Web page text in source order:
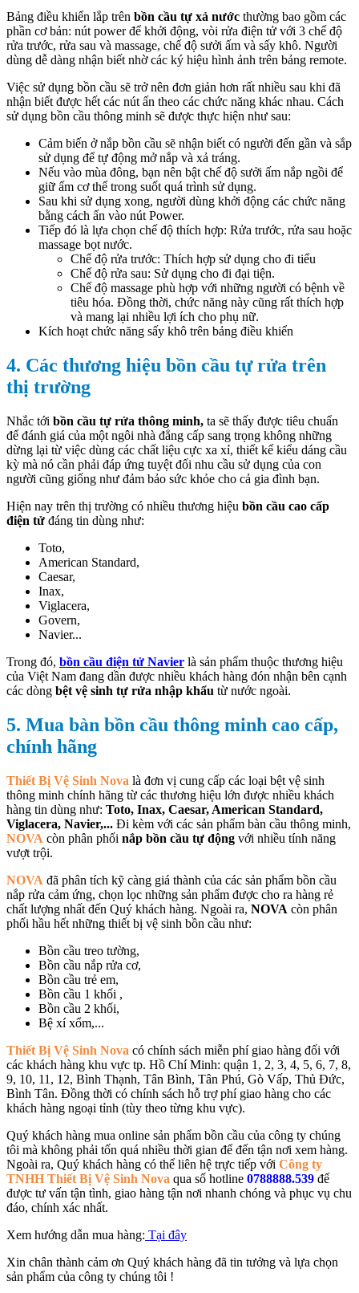
Bảng điều khiển lắp trên bồn cầu tự xả nước thường bao gồm các
phần cơ bản: nút power để khởi động, vòi rửa điện tử với 3 chế độ
rửa trước, rửa sau và massage, chế độ sưởi ấm và sấy khô. Người
dùng dễ dàng nhận biết nhờ các ký hiệu hình ảnh trên bảng remote.
Việc sử dụng bồn cầu sẽ trở nên đơn giản hơn rất nhiều sau khi đã
nhận biết được hết các nút ấn theo các chức năng khác nhau. Cách
sử dụng bồn cầu thông minh sẽ được thực hiện như sau:
Cảm biến ở nắp bồn cầu sẽ nhận biết có người đến gần và sắp
sử dụng để tự động mở nắp và xả tráng.
Nếu vào mùa đông, bạn nên bật chế độ sưởi ấm nắp ngồi để
giữ ấm cơ thể trong suốt quá trình sử dụng.
Sau khi sử dụng xong, người dùng khởi động các chức năng
bằng cách ấn vào nút Power.
Tiếp đó là lựa chọn chế độ thích hợp: Rửa trước, rửa sau hoặc
massage bọt nước.
Chế độ rửa trước: Thích hợp sử dụng cho đi tiểu
Chế độ rửa sau: Sử dụng cho đi đại tiện.
Chế độ massage phù hợp với những người có bệnh về
tiêu hóa. Đồng thời, chức năng này cũng rất thích hợp
và mang lại nhiều lợi ích cho phụ nữ.
Kích hoạt chức năng sấy khô trên bảng điều khiển
4. Các thương hiệu bồn cầu tự rửa trên
thị trường
Nhắc tới bồn cầu tự rửa thông minh, ta sẽ thấy được tiêu chuẩn
để đánh giá của một ngôi nhà đẳng cấp sang trọng không những
dừng lại từ việc dùng các chất liệu cực xa xỉ, thiết kế kiểu dáng cầu
kỳ mà nó cần phải đáp ứng tuyệt đối nhu cầu sử dụng của con
người cũng giống như đảm bảo sức khỏe cho cả gia đình bạn.
Hiện nay trên thị trường có nhiều thương hiệu bồn cầu cao cấp
điện tử đáng tin dùng như:
Toto,
American Standard,
Caesar,
Inax,
Viglacera,
Govern,
Navier...
Trong đó, bồn cầu điện tử Navier là sản phẩm thuộc thương hiệu
của Việt Nam đang dần được nhiều khách hàng đón nhận bên cạnh
các dòng bệt vệ sinh tự rửa nhập khẩu từ nước ngoài.
5. Mua bàn bồn cầu thông minh cao cấp,
chính hãng
Thiết Bị Vệ Sinh Nova là đơn vị cung cấp các loại bệt vệ sinh
thông minh chính hãng từ các thương hiệu lớn được nhiều khách
hàng tin dùng như: Toto, Inax, Caesar, American Standard,
Viglacera, Navier,... Đi kèm với các sản phẩm bàn cầu thông minh,
NOVA còn phân phối nắp bồn cầu tự động với nhiều tính năng
vượt trội.
NOVA đã phân tích kỹ càng giá thành của các sản phẩm bồn cầu
nắp rửa cảm ứng, chọn lọc những sản phẩm được cho ra hàng rẻ
chất lượng nhất đến Quý khách hàng. Ngoài ra, NOVA còn phân
phối hầu hết những thiết bị vệ sinh bồn cầu như:
Bồn cầu treo tường,
Bồn cầu nắp rửa cơ,
Bồn cầu trẻ em,
Bồn cầu 1 khối ,
Bồn cầu 2 khối,
Bệ xí xổm,...
Thiết Bị Vệ Sinh Nova có chính sách miễn phí giao hàng đối với
các khách hàng khu vực tp. Hồ Chí Minh: quận 1, 2, 3, 4, 5, 6, 7, 8,
9, 10, 11, 12, Bình Thạnh, Tân Bình, Tân Phú, Gò Vấp, Thủ Đức,
Bình Tân. Đồng thời có chính sách hỗ trợ phí giao hàng cho các
khách hàng ngoại tỉnh (tùy theo từng khu vực).
Quý khách hàng mua online sản phẩm bồn cầu của công ty chúng
tôi mà không phải tốn quá nhiều thời gian để đến tận nơi xem hàng.
Ngoài ra, Quý khách hàng có thể liên hệ trực tiếp với Công ty
TNHH Thiết Bị Vệ Sinh Nova qua số hotline 0788888.539 để
được tư vấn tận tình, giao hàng tận nơi nhanh chóng và phục vụ chu
đáo, chính xác nhất.
Xem hướng dẫn mua hàng: Tại đây
Xin chân thành cảm ơn Quý khách hàng đã tin tưởng và lựa chọn
sản phẩm của công ty chúng tôi !